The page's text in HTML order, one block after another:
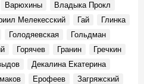
вазу «Ветви
стал ученым и
Варюхины
Владыка Прокл
Мелекесский Гай
Глинка
Голодяевская
Гольдман
Горячев Гранин
Гречкин
Декалина Екатерина
Ерофеев
Загряжский